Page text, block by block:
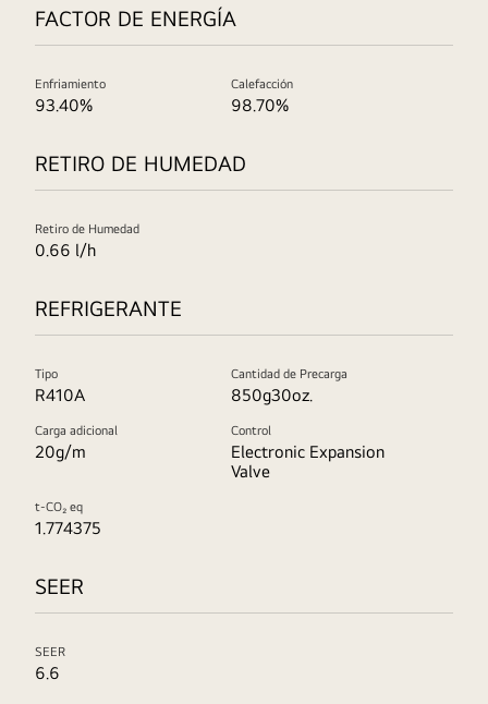
FACTOR DE ENERGÍA
Enfriamiento
93.40%
Calefacción
98.70%
RETIRO DE HUMEDAD
Retiro de Humedad
0.66 l/h
REFRIGERANTE
Tipo
R410A
Cantidad de Precarga
850g30oz.
Carga adicional
20g/m
Control
Electronic Expansion
Valve
t-CO₂ eq
1.774375
SEER
SEER
6.6